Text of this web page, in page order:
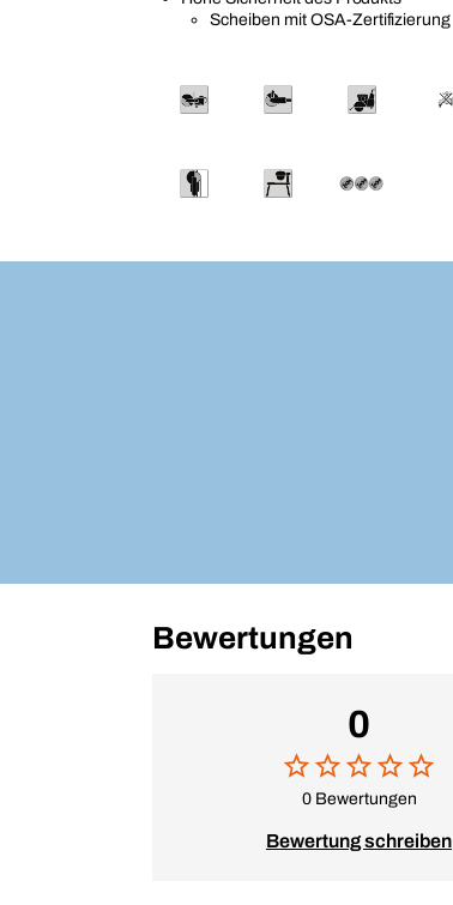
Scheiben mit OSA-Zertifizierung
Bewertungen
0
0 Bewertungen
Bewertung schreiben